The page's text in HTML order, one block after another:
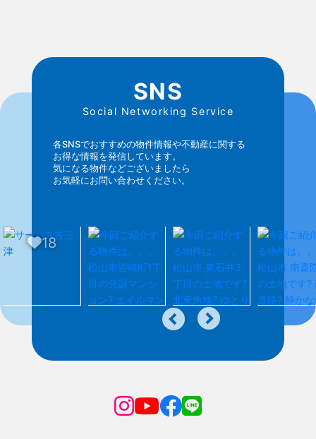
18
SNS
Social Networking Service
各SNSでおすすめの物件情報や不動産に関する
お得な情報を発信しています。
気になる物件などございましたら
お気軽にお問い合わせください。